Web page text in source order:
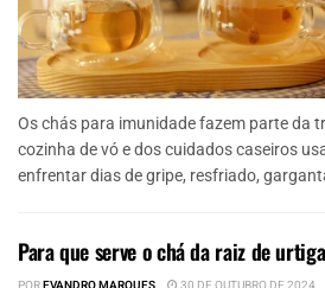
Os chás para imunidade fazem parte da
cozinha de vó e dos cuidados caseiros
enfrentar dias de gripe, resfriado,
Para que serve o chá da raiz de